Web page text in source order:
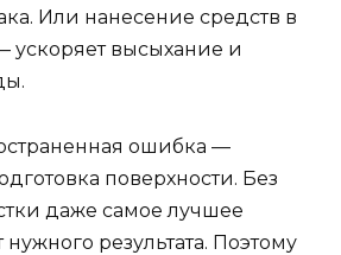
Или нанесение средств в
ускоряет высыхание и
ошибка —
поверхности. Без
даже самое лучшее
нужного результата. Поэтому